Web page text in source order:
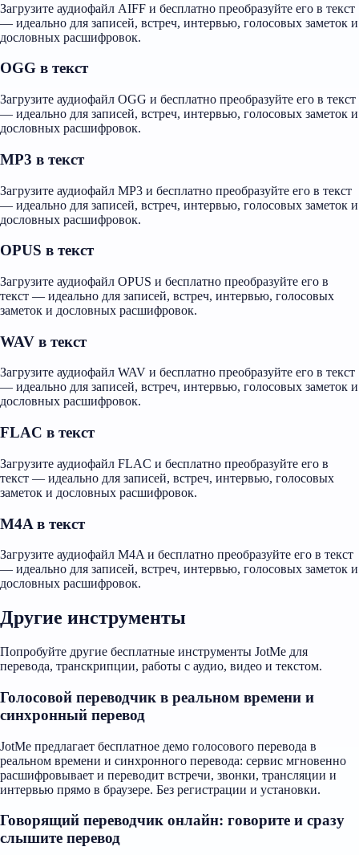
Загрузите аудиофайл AIFF и бесплатно преобразуйте его в текст
— идеально для записей, встреч, интервью, голосовых заметок и
дословных расшифровок.
OGG в текст
Загрузите аудиофайл OGG и бесплатно преобразуйте его в текст
— идеально для записей, встреч, интервью, голосовых заметок и
дословных расшифровок.
MP3 в текст
Загрузите аудиофайл MP3 и бесплатно преобразуйте его в текст
— идеально для записей, встреч, интервью, голосовых заметок и
дословных расшифровок.
OPUS в текст
Загрузите аудиофайл OPUS и бесплатно преобразуйте его в
текст — идеально для записей, встреч, интервью, голосовых
заметок и дословных расшифровок.
WAV в текст
Загрузите аудиофайл WAV и бесплатно преобразуйте его в текст
— идеально для записей, встреч, интервью, голосовых заметок и
дословных расшифровок.
FLAC в текст
Загрузите аудиофайл FLAC и бесплатно преобразуйте его в
текст — идеально для записей, встреч, интервью, голосовых
заметок и дословных расшифровок.
M4A в текст
Загрузите аудиофайл M4A и бесплатно преобразуйте его в текст
— идеально для записей, встреч, интервью, голосовых заметок и
дословных расшифровок.
Другие инструменты
Попробуйте другие бесплатные инструменты JotMe для
перевода, транскрипции, работы с аудио, видео и текстом.
Голосовой переводчик в реальном времени и
синхронный перевод
JotMe предлагает бесплатное демо голосового перевода в
реальном времени и синхронного перевода: сервис мгновенно
расшифровывает и переводит встречи, звонки, трансляции и
интервью прямо в браузере. Без регистрации и установки.
Говорящий переводчик онлайн: говорите и сразу
слышите перевод